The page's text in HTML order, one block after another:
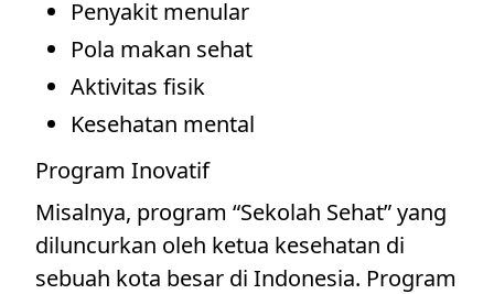
Penyakit menular
Pola makan sehat
Aktivitas fisik
Kesehatan mental
Program Inovatif
Misalnya, program “Sekolah Sehat” yang
diluncurkan oleh ketua kesehatan di
sebuah kota besar di Indonesia. Program